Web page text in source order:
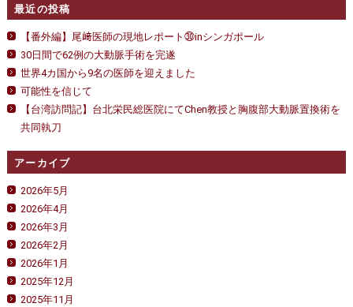
外来予約をされた方へ
採用・医療関係の方へ
私どもの特色 治療目的と治療対象
手術概要 ご紹介いただく場合
医師募集情報 ドクターカー
トピックス一覧
アーカイブ
最近の投稿
【番外編】尾﨑医師の現地レポート㉚inシンガポール
30日間で62例の大動脈手術を完遂
世界4カ国から9名の医師を迎えました
可能性を信じて
【台湾訪問記】台北栄民総医院にてChen教授と胸腹部大動脈置換術を
共同執刀
アーカイブ
2026年5月
2026年4月
2026年3月
2026年2月
2026年1月
2025年12月
2025年11月